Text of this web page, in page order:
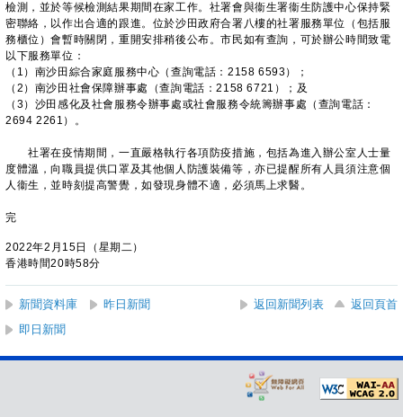
檢測，並於等候檢測結果期間在家工作。社署會與衞生署衞生防護中心保持緊
密聯絡，以作出合適的跟進。位於沙田政府合署八樓的社署服務單位（包括服
務櫃位）會暫時關閉，重開安排稍後公布。市民如有查詢，可於辦公時間致電
以下服務單位：
（1）南沙田綜合家庭服務中心（查詢電話：2158 6593）；
（2）南沙田社會保障辦事處（查詢電話：2158 6721）；及
（3）沙田感化及社會服務令辦事處或社會服務令統籌辦事處（查詢電話：
2694 2261）。
社署在疫情期間，一直嚴格執行各項防疫措施，包括為進入辦公室人士量
度體溫，向職員提供口罩及其他個人防護裝備等，亦已提醒所有人員須注意個
人衞生，並時刻提高警覺，如發現身體不適，必須馬上求醫。
完
2022年2月15日（星期二）
香港時間20時58分
新聞資料庫 昨日新聞 返回新聞列表
返回頁首
即日新聞